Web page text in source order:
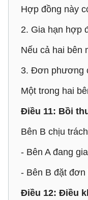
Hợp đồng
2. Gia hạn hợp
Nếu cả hai bên
3. Đơn phương
Một trong hai
Điều 11: Bồi
Bên B chịu
- Bên A đang
- Bên B đặt
Điều 12: Điều